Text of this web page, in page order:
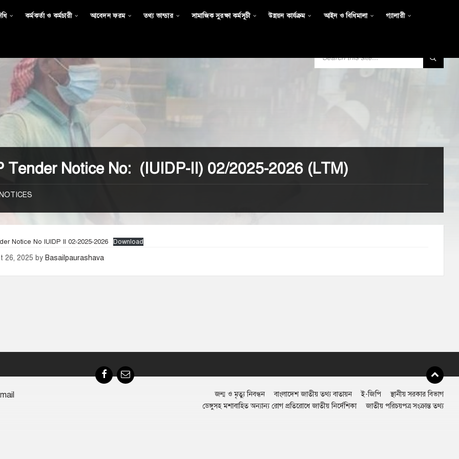
কর্মকর্তা ও কর্মচারী আবেদন ফরম তথ্য ভান্ডার সামাজিক সুরক্ষা কর্মসূচী উন্নয়ন কার্যক্রম আইন ও বিধিমালা গ্যালারী
Tender Notice No: (IUIDP-II) 02/2025-2026 (LTM)
NOTICES
Notice No IUIDP II 02-2025-2026 Download
26, 2025 by Basailpaurashava
FacebookEmail
জন্ম ও মৃত্যু নিবন্ধন বাংলাদেশ জাতীয় তথ্য বাতায়ন ই-জিপি
স্থানীয় সরকার বিভাগ
ডেঙ্গুসহ মশাবাহিত অন্যান্য রোগ প্রতিরোধে জাতীয় নির্দেশিকা
জাতীয় পরিচয়পত্র সংক্রান্ত তথ্য